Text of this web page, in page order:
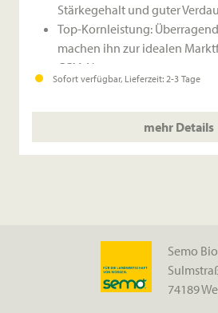
Stärkegehalt und guter
Top-Kornleistung:
machen ihn zur idealen
CCM-Nutzung.
Überlegene Agronomie: Sehr
und eine exzellente
geringer
Sofort verfügbar, Lieferzeit: 2-3 Tage
mehr Details
Semo
74189